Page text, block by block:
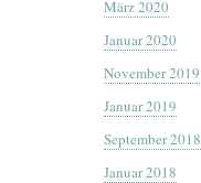
März 2020
Januar 2020
November 2019
Januar 2019
September 2018
Januar 2018